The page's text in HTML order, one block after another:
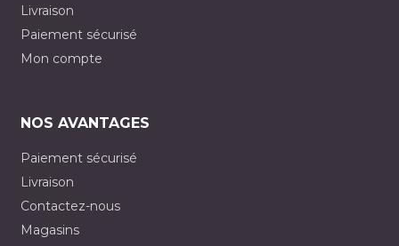
Livraison
Paiement sécurisé
Mon compte
NOS AVANTAGES
Paiement sécurisé
Livraison
Contactez-nous
Magasins